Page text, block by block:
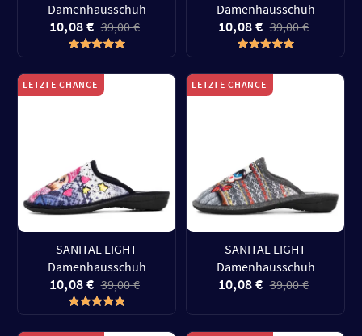
Damenhausschuh
10,08 € 39,00 €
Damenhausschuh
10,08 € 39,00 €
LETZTE CHANCE
SANITAL LIGHT
Damenhausschuh
10,08 € 39,00 €
LETZTE CHANCE
SANITAL LIGHT
Damenhausschuh
10,08 € 39,00 €